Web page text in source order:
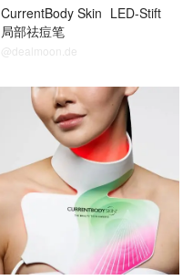
CurrentBody Skin LED-Stift
局部祛痘笔
@dealmoon.de